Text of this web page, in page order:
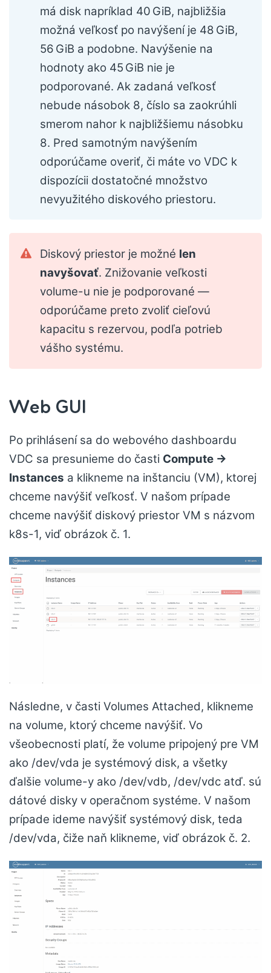
má disk napríklad 40 GiB, najbližšia
možná veľkosť po navýšení je 48 GiB,
56 GiB a podobne. Navýšenie na
hodnoty ako 45 GiB nie je
podporované. Ak zadaná veľkosť
nebude násobok 8, číslo sa zaokrúhli
smerom nahor k najbližšiemu násobku
8. Pred samotným navýšením
odporúčame overiť, či máte vo VDC k
dispozícii dostatočné množstvo
nevyužitého diskového priestoru.
Diskový priestor je možné len
navyšovať. Znižovanie veľkosti
volume-u nie je podporované —
odporúčame preto zvoliť cieľovú
kapacitu s rezervou, podľa potrieb
vášho systému.
Web GUI
Po prihlásení sa do webového dashboardu
VDC sa presunieme do časti Compute →
Instances a klikneme na inštanciu (VM), ktorej
chceme navýšiť veľkosť. V našom prípade
chceme navýšiť diskový priestor VM s názvom
k8s-1, viď obrázok č. 1.
Následne, v časti Volumes Attached, klikneme
na volume, ktorý chceme navýšiť. Vo
všeobecnosti platí, že volume pripojený pre VM
ako /dev/vda je systémový disk, a všetky
ďalšie volume-y ako /dev/vdb, /dev/vdc atď. sú
dátové disky v operačnom systéme. V našom
prípade ideme navýšiť systémový disk, teda
/dev/vda, čiže naň klikneme, viď obrázok č. 2.